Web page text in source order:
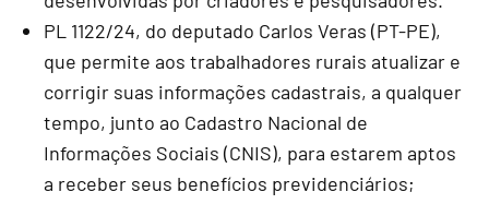
PL 1122/24, do deputado Carlos Veras (PT-PE),
que permite aos trabalhadores rurais atualizar e
corrigir suas informações cadastrais, a qualquer
tempo, junto ao Cadastro Nacional de
Informações Sociais (CNIS), para estarem aptos
a receber seus benefícios previdenciários;